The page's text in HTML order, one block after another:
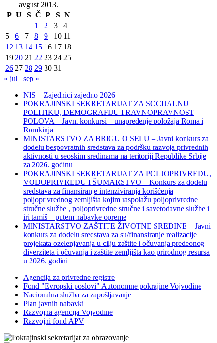
avgust 2013.
P U S Č P S N
1
2 3
4
5
6 7 8 9 10 11
12 13 14 15 16 17 18
19 20 21 22 23 24 25
26 27 28 29 30 31
« jul
sep »
NIS – Zajednici zajedno 2026
POKRAJINSKI SEKRETARIJAT ZA SOCIJALNU
POLITIKU, DEMOGRAFIJU I RAVNOPRAVNOST
POLOVA – Javni konkursi – unapređenje položaja Roma i
Romkinja
MINISTARSTVO ZA BRIGU O SELU – Javni konkurs za
dodelu bespovratnih sredstava za podršku razvoja privrednih
aktivnosti u seoskim sredinama na teritoriji Republike Srbije
za 2026. godinu
POKRAJINSKI SEKRETARIJAT ZA POLJOPRIVREDU,
VODOPRIVREDU I ŠUMARSTVO – Konkurs za dodelu
sredstava za finansiranje intenziviranja korišćenja
poljoprivrednog zemljišta kojim raspolažu poljoprivredne
stručne službe , poljoprivredne stručne i savetodavne službe i
iri tamiš ‒ putem nabavke opreme
MINISTARSTVO ZAŠTITE ŽIVOTNE SREDINE – Javni
konkurs za dodelu sredstava za su/finansiranje realizacije
projekata ozelenjavanja u cilju zaštite i očuvanja predeonog
diverziteta i očuvanja i zaštite zemljišta kao prirodnog resursa
u 2026. godini
Agencija za privredne registre
Fond "Evropski poslovi" Autonomne pokrajine Vojvodine
Nacionalna služba za zapošljavanje
Plan javnih nabavki
Razvojna agencija Vojvodine
Razvojni fond APV